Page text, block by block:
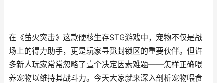
在《萤火突击》这款硬核生存STG游戏中，宠物不仅是战
场上的得力助手，更是玩家寻觅封锁区的重要伙伴。但许
多新人玩家常常忽略了壹个决定因素难题——怎样正确喂
养宠物以维持其战斗力。今天大家就来深入剖析宠物喂食